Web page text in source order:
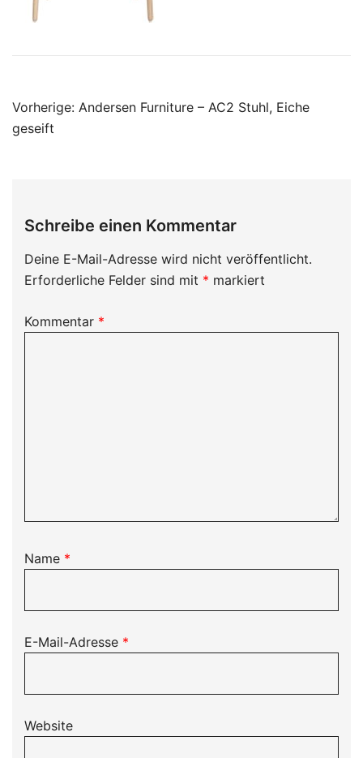
Beitragsnavigation
Vorherige: Andersen Furniture – AC2 Stuhl, Eiche
geseift
Schreibe einen Kommentar
Deine E-Mail-Adresse wird nicht veröffentlicht.
Erforderliche Felder sind mit * markiert
Kommentar *
Name *
E-Mail-Adresse *
Website